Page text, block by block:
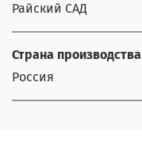
Райский САД
Страна производства
Россия